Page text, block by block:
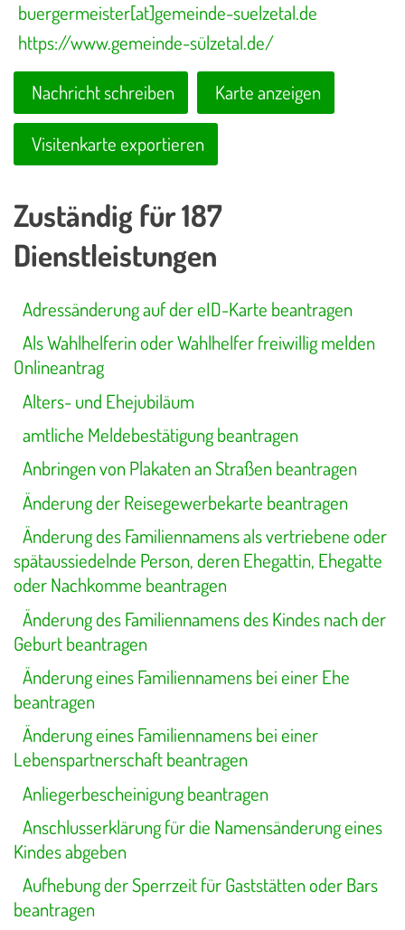
buergermeister[at]gemeinde-suelzetal.de
https://www.gemeinde-sülzetal.de/
Nachricht schreiben Karte anzeigen
Visitenkarte exportieren
Zuständig für 187
Dienstleistungen
Adressänderung auf der eID-Karte beantragen
Als Wahlhelferin oder Wahlhelfer freiwillig melden
Onlineantrag
Alters- und Ehejubiläum
amtliche Meldebestätigung beantragen
Anbringen von Plakaten an Straßen beantragen
Änderung der Reisegewerbekarte beantragen
Änderung des Familiennamens als vertriebene oder
spätaussiedelnde Person, deren Ehegattin, Ehegatte
oder Nachkomme beantragen
Änderung des Familiennamens des Kindes nach der
Geburt beantragen
Änderung eines Familiennamens bei einer Ehe
beantragen
Änderung eines Familiennamens bei einer
Lebenspartnerschaft beantragen
Anliegerbescheinigung beantragen
Anschlusserklärung für die Namensänderung eines
Kindes abgeben
Aufhebung der Sperrzeit für Gaststätten oder Bars
beantragen